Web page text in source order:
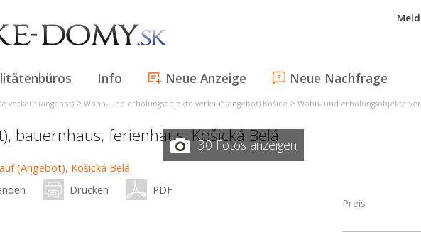
Info Neue Anzeige Neue Nachfrage
verkauf (angebot) > Wohn- und erholungsobjekte verkauf (angebot) Košice > Wohn- und erholungsobjekte
bauernhaus, ferienhaus,Košická Belá
30 Fotos anzeigen
Drucken PDF
Preis